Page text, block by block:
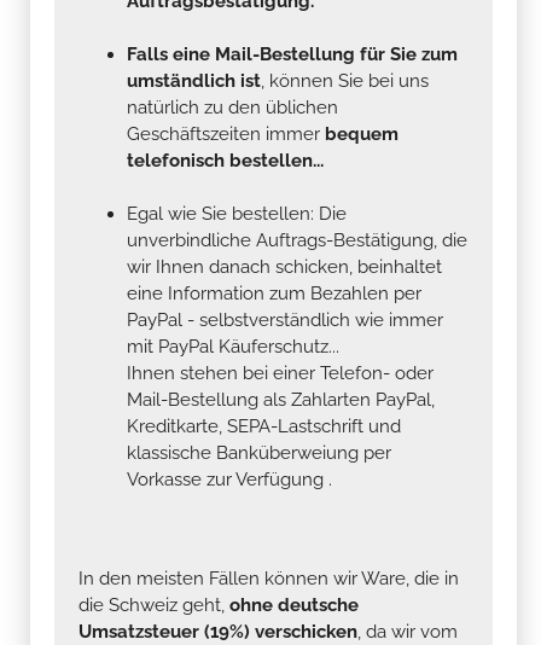
Falls eine Mail-Bestellung für Sie zum
umständlich ist, können Sie bei uns
natürlich zu den üblichen
Geschäftszeiten immer bequem
telefonisch bestellen...
Egal wie Sie bestellen: Die
unverbindliche Auftrags-Bestätigung, die
wir Ihnen danach schicken, beinhaltet
eine Information zum Bezahlen per
PayPal - selbstverständlich wie immer
mit PayPal Käuferschutz...
Ihnen stehen bei einer Telefon- oder
Mail-Bestellung als Zahlarten PayPal,
Kreditkarte, SEPA-Lastschrift und
klassische Banküberweiung per
Vorkasse zur Verfügung .
In den meisten Fällen können wir Ware, die in
die Schweiz geht, ohne deutsche
Umsatzsteuer (19%) verschicken, da wir vom